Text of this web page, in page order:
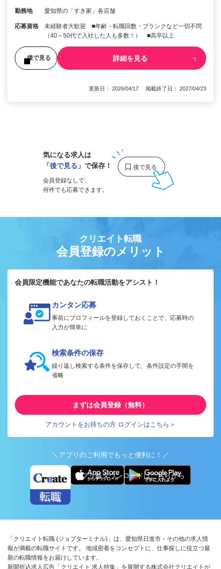
勤務地 愛知県の「すき家」各店舗
応募資格
未経験者大歓迎 ■年齢・転職回数・ブランクなど一切不問
（40～50代で入社した人も多数！） ■高卒以上
後で見る 詳細を見る
更新日： 2026/04/17 掲載終了日： 2027/04/23
気になる求人は
「後で見る 」で保存！
会員登録なしで、
何件でも応募できます。
クリエイト転職
会員登録のメリット
会員限定機能であなたの転職活動をアシスト！
カンタン応募
事前にプロフィールを登録しておくことで、応募時の
入力が簡単に
検索条件の保存
繰り返し検索する条件を保存して、条件設定の手間を
省略
まずは会員登録（無料）
アカウントをお持ちの方 ログインはこちら＞
＼アプリのご利用でもっと便利に！／
アプリ版ダウンロードはこちらから
「クリエイト転職 (ジョブターミナル)」は、愛知県日進市・その他の求人情
報が満載の転職サイトです。 地域密着をコンセプトに、仕事探しに役立つ最
新の転職情報をお届けしています。
新聞折込求人広告「クリエイト 求人特集」を展開する株式会社クリエイトが